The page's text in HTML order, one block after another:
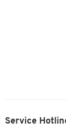
Service